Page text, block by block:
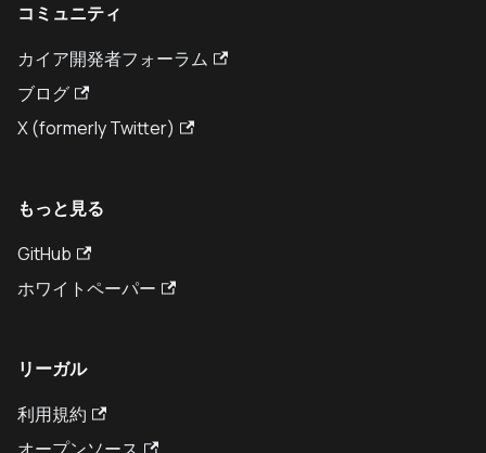
コミュニティ
カイア開発者フォーラム
ブログ
X (formerly Twitter)
もっと見る
GitHub
ホワイトペーパー
リーガル
利用規約